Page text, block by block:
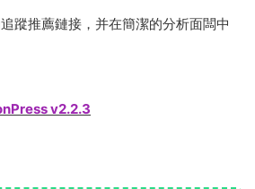
蹤推薦鏈接，并在簡潔的分析面闆中
v2.2.3